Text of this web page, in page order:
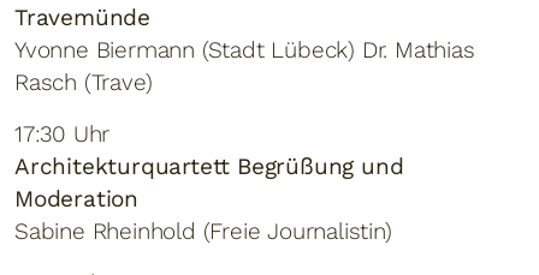
Travemünde
Yvonne Biermann (Stadt Lübeck) Dr. Mathias
Rasch (Trave)
17:30 Uhr
Architekturquartett Begrüßung und
Moderation
Sabine Rheinhold (Freie Journalistin)